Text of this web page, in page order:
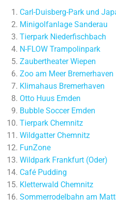
Carl-Duisberg-Park und
Minigolfanlage Sanderau
Tierpark Niederfischbach
N-FLOW Trampolinpark
Zaubertheater Wiepen
Zoo am Meer Bremerhaven
Klimahaus Bremerhaven
Otto Huus Emden
Bubble Soccer Emden
Tierpark Chemnitz
Wildgatter Chemnitz
FunZone
Wildpark Frankfurt (Oder)
Café Pudding
Kletterwald Chemnitz
Sommerrodelbahn am